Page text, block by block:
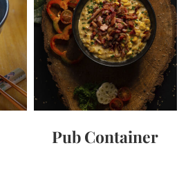
Pub
Container
Pub Container